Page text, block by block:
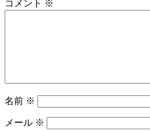
コメント ※
名前 ※
メール ※